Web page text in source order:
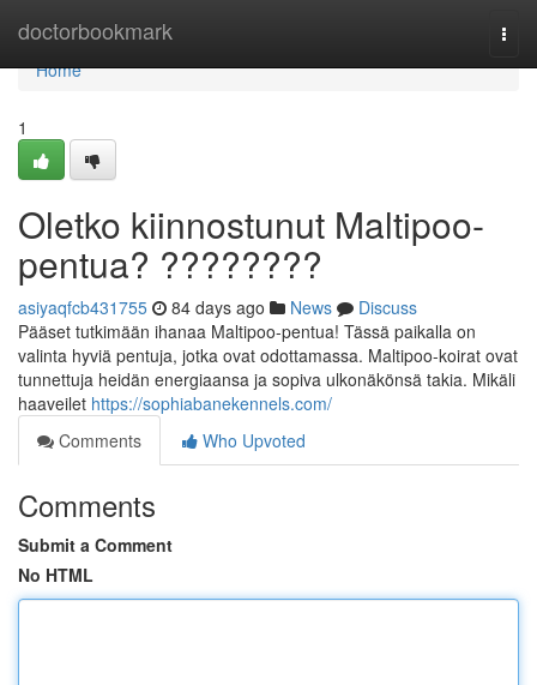
doctorbookmark
Home
Home
1
Oletko kiinnostunut Maltipoo-
pentua? ????????
asiyaqfcb431755 84 days ago News
Discuss
Pääset tutkimään ihanaa Maltipoo-pentua! Tässä paikalla on
valinta hyviä pentuja, jotka ovat odottamassa. Maltipoo-koirat ovat
tunnettuja heidän energiaansa ja sopiva ulkonäkönsä takia. Mikäli
haaveilet https://sophiabanekennels.com/
Comments
Who Upvoted
Comments
Submit a Comment
No HTML